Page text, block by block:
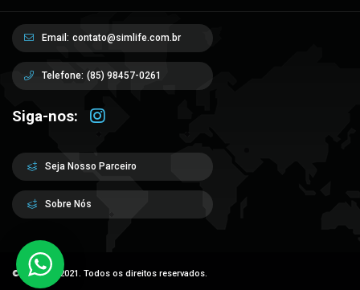
Email: contato@simlife.com.br
Telefone: (85) 98457-0261
Siga-nos:
Seja Nosso Parceiro
Sobre Nós
© Sim Life 2021. Todos os direitos reservados.